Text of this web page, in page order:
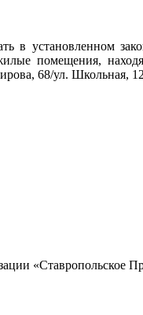
помещения,
68/ул. Школьная,